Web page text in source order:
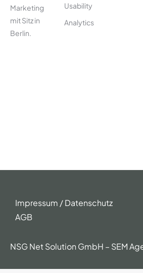
Marketing
mit Sitz in
Berlin.
Usability
Analytics
NSG Net Solution GmbH – SEM
Impressum / Datenschutz
AGB